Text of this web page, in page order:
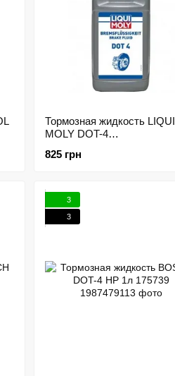
Тормозная жидкость LIQUI
MOLY DOT-4
151143
825 грн
3
3